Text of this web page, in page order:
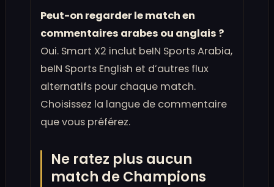
Peut-on regarder le match en
commentaires arabes ou anglais ?
Oui. Smart X2 inclut beIN Sports Arabia,
beIN Sports English et d’autres flux
alternatifs pour chaque match.
Choisissez la langue de commentaire
que vous préférez.
Ne ratez plus aucun
match de Champions